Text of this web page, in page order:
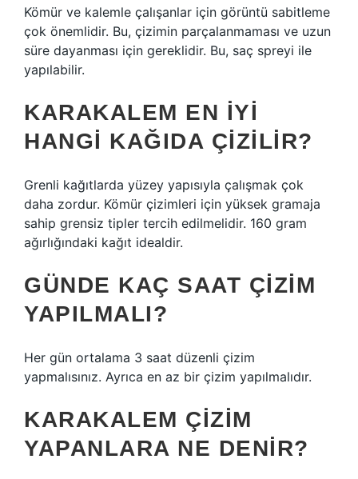
Kömür ve kalemle çalışanlar için görüntü sabitleme
çok önemlidir. Bu, çizimin parçalanmaması ve uzun
süre dayanması için gereklidir. Bu, saç spreyi ile
yapılabilir.
KARAKALEM EN IYI
HANGI KAĞIDA ÇIZILIR?
Grenli kağıtlarda yüzey yapısıyla çalışmak çok
daha zordur. Kömür çizimleri için yüksek gramaja
sahip grensiz tipler tercih edilmelidir. 160 gram
ağırlığındaki kağıt idealdir.
GÜNDE KAÇ SAAT ÇIZIM
YAPILMALI?
Her gün ortalama 3 saat düzenli çizim
yapmalısınız. Ayrıca en az bir çizim yapılmalıdır.
KARAKALEM ÇIZIM
YAPANLARA NE DENIR?